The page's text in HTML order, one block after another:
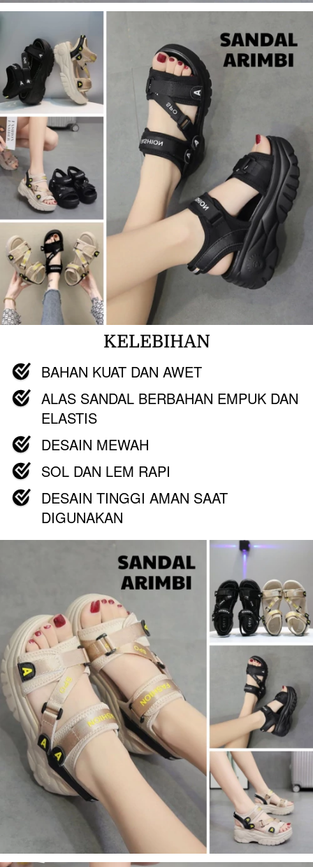
KELEBIHAN
BAHAN KUAT DAN AWET
ALAS SANDAL BERBAHAN EMPUK DAN
ELASTIS
DESAIN MEWAH
SOL DAN LEM RAPI
DESAIN TINGGI AMAN SAAT
DIGUNAKAN